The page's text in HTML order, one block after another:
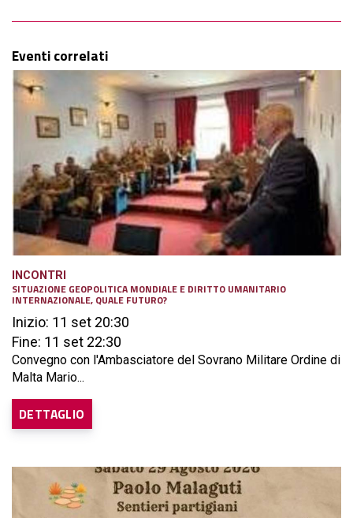
Eventi correlati
INCONTRI
SITUAZIONE GEOPOLITICA MONDIALE E DIRITTO UMANITARIO
INTERNAZIONALE, QUALE FUTURO?
Inizio: 11 set 20:30
Fine: 11 set 22:30
Convegno con l'Ambasciatore del Sovrano Militare Ordine di
Malta Mario...
DETTAGLIO